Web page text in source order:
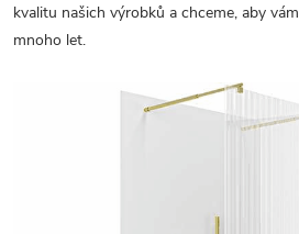
kvalitu našich výrobků a chceme, aby
mnoho let.